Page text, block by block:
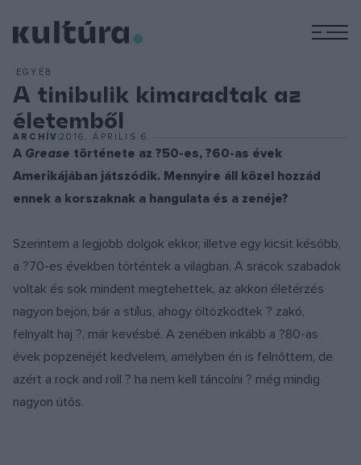
EGYÉB
A tinibulik kimaradtak az
életemből
ARCHÍV2016. ÁPRILIS 6.
A Grease története az ?50-es, ?60-as évek
Amerikájában játszódik. Mennyire áll közel hozzád
ennek a korszaknak a hangulata és a zenéje?
Szerintem a legjobb dolgok ekkor, illetve egy kicsit később,
a ?70-es években történtek a világban. A srácok szabadok
voltak és sok mindent megtehettek, az akkori életérzés
nagyon bejön, bár a stílus, ahogy öltözködtek ? zakó,
felnyalt haj ?, már kevésbé. A zenében inkább a ?80-as
évek popzenéjét kedvelem, amelyben én is felnőttem, de
azért a rock and roll ? ha nem kell táncolni ? még mindig
nagyon ütős.